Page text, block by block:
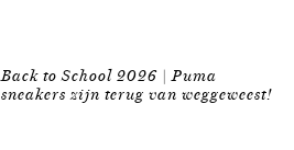
Back to School 2026 | Puma
sneakers zijn terug van weggeweest!